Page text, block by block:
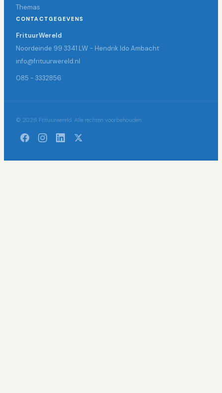
Themas
CONTACTGEGEVENS
FrituurWereld
Noordeinde 99 3341 LW - Hendrik Ido Ambacht
info@frituurwereld.nl
085 - 3332856
© 2026 Frituurwereld. Alle rechten voorbehouden.